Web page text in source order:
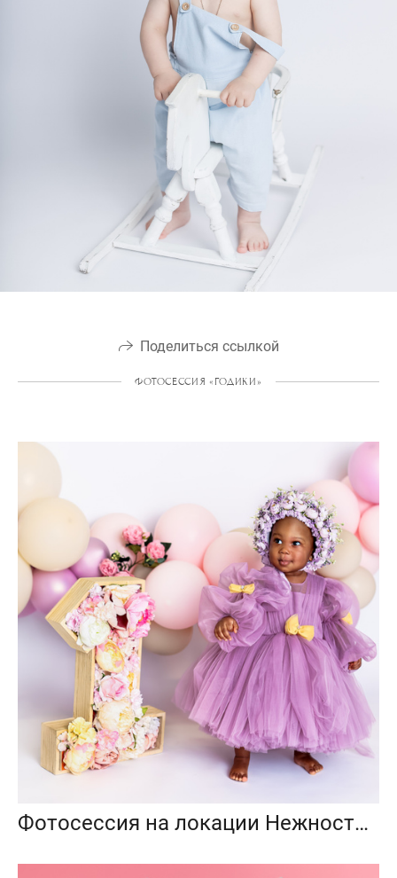
Поделиться ссылкой
ФОТОСЕССИЯ «ГОДИКИ»
Фотосессия на локации Нежность со сменой реквизита.